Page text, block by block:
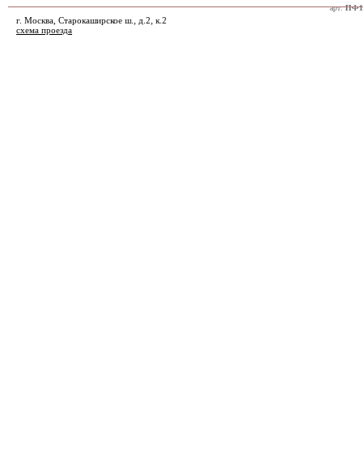
арт:
г. Москва, Старокаширское ш., д.2, к.2
схема проезда